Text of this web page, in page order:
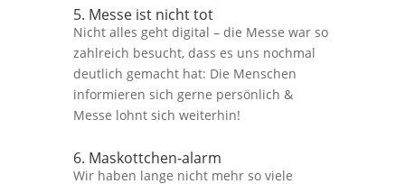
5. Messe ist nicht tot
Nicht alles geht digital – die Messe war so
zahlreich besucht, dass es uns nochmal
deutlich gemacht hat: Die Menschen
informieren sich gerne persönlich &
Messe lohnt sich weiterhin!
6. Maskottchen-alarm
Wir haben lange nicht mehr so viele